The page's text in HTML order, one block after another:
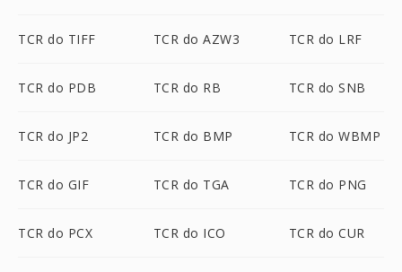
TCR do TIFF TCR do AZW3 TCR do LRF
TCR do PDB TCR do RB TCR do SNB
TCR do JP2 TCR do BMP TCR do WBMP
TCR do GIF TCR do TGA TCR do PNG
TCR do PCX TCR do ICO TCR do CUR